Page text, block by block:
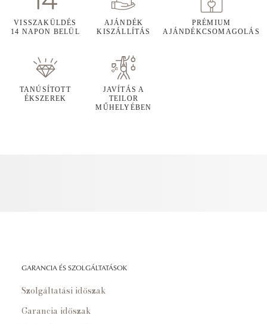
VISSZAKÜLDÉS
14 NAPON BELÜL
AJÁNDÉK
KISZÁLLÍTÁS
PRÉMIUM
AJÁNDÉKCSOMAGOLÁS
TANÚSÍTOTT
ÉKSZEREK
JAVÍTÁS A
TEILOR
MŰHELYÉBEN
GARANCIA ÉS SZOLGÁLTATÁSOK
Szolgáltatási időszak
Garancia időszak